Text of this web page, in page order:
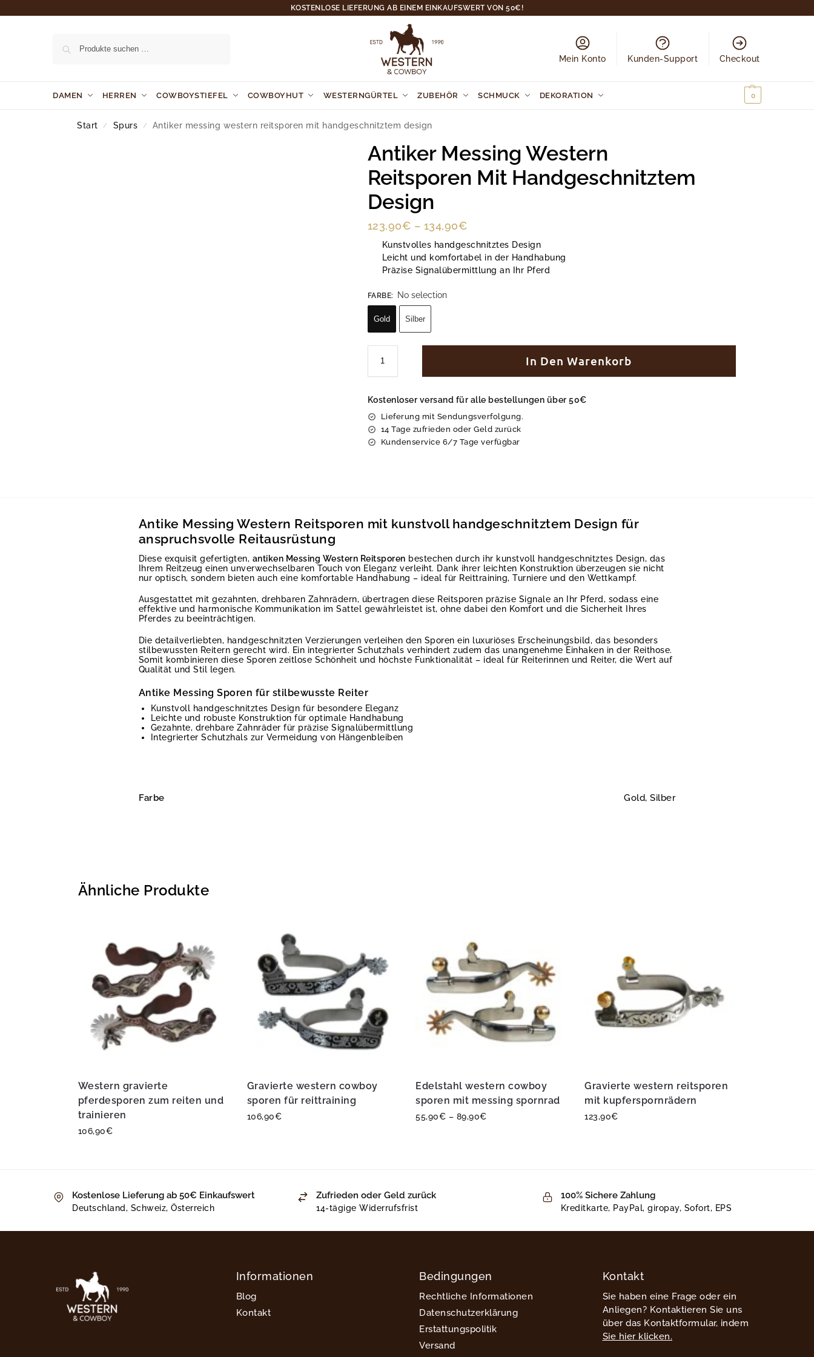
KOSTENLOSE LIEFERUNG AB EINEM EINKAUFSWERT VON 50€!
Mein Konto Kunden-Support Checkout
DAMEN HERREN COWBOYSTIEFEL COWBOYHUT WESTERNGÜRTEL ZUBEHÖR SCHMUCK DEKORATION 0
Start / Spurs / Antiker messing western reitsporen mit handgeschnitztem design
Antiker Messing Western
Reitsporen Mit Handgeschnitztem
Design
123,90€ – 134,90€
Kunstvolles handgeschnitztes Design
Leicht und komfortabel in der Handhabung
Präzise Signalübermittlung an Ihr Pferd
FARBE: No selection
Gold Silber
In Den Warenkorb
Kostenloser versand für alle bestellungen über 50€
Lieferung mit Sendungsverfolgung.
14 Tage zufrieden oder Geld zurück
Kundenservice 6/7 Tage verfügbar
Antike Messing Western Reitsporen mit kunstvoll handgeschnitztem Design für
anspruchsvolle Reitausrüstung
Diese exquisit gefertigten, antiken Messing Western Reitsporen bestechen durch ihr kunstvoll handgeschnitztes Design, das
Ihrem Reitzeug einen unverwechselbaren Touch von Eleganz verleiht. Dank ihrer leichten Konstruktion überzeugen sie nicht
nur optisch, sondern bieten auch eine komfortable Handhabung – ideal für Reittraining, Turniere und den Wettkampf.
Ausgestattet mit gezahnten, drehbaren Zahnrädern, übertragen diese Reitsporen präzise Signale an Ihr Pferd, sodass eine
effektive und harmonische Kommunikation im Sattel gewährleistet ist, ohne dabei den Komfort und die Sicherheit Ihres
Pferdes zu beeinträchtigen.
Die detailverliebten, handgeschnitzten Verzierungen verleihen den Sporen ein luxuriöses Erscheinungsbild, das besonders
stilbewussten Reitern gerecht wird. Ein integrierter Schutzhals verhindert zudem das unangenehme Einhaken in der Reithose.
Somit kombinieren diese Sporen zeitlose Schönheit und höchste Funktionalität – ideal für Reiterinnen und Reiter, die Wert auf
Qualität und Stil legen.
Antike Messing Sporen für stilbewusste Reiter
Kunstvoll handgeschnitztes Design für besondere Eleganz
Leichte und robuste Konstruktion für optimale Handhabung
Gezahnte, drehbare Zahnräder für präzise Signalübermittlung
Integrierter Schutzhals zur Vermeidung von Hängenbleiben
Farbe Gold, Silber
Ähnliche Produkte
Western gravierte
pferdesporen zum reiten und
trainieren
106,90€
Gravierte western cowboy
sporen für reittraining
106,90€
Edelstahl western cowboy
sporen mit messing spornrad
55,90€ – 89,90€
Gravierte western reitsporen
mit kupferspornrädern
123,90€
Kostenlose Lieferung ab 50€ Einkaufswert
Deutschland, Schweiz, Österreich
Zufrieden oder Geld zurück
14-tägige Widerrufsfrist
100% Sichere Zahlung
Kreditkarte, PayPal, giropay, Sofort, EPS
Informationen
Blog
Kontakt
Bedingungen
Rechtliche Informationen
Datenschutzerklärung
Erstattungspolitik
Versand
Kontakt
Sie haben eine Frage oder ein
Anliegen? Kontaktieren Sie uns
über das Kontaktformular, indem
Sie hier klicken.